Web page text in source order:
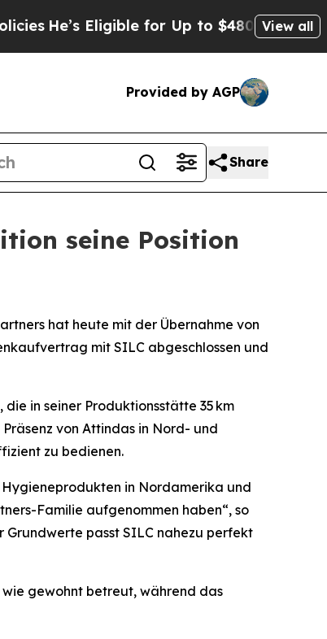
He’s Eligible for Up to $480,000 AfterView all
Provided by AGP
Share
seine Position
hat heute mit der Übernahme von
mit SILC abgeschlossen und
in seiner Produktionsstätte 35 km
von Attindas in Nord- und
zu bedienen.
in Nordamerika und
Familie aufgenommen haben“, so
Grundwerte passt SILC nahezu perfekt
gewohnt betreut, während das